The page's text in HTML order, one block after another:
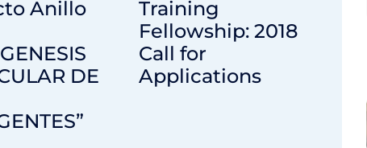
Anillo
DE
Training
Fellowship: 2018
Call for
Applications